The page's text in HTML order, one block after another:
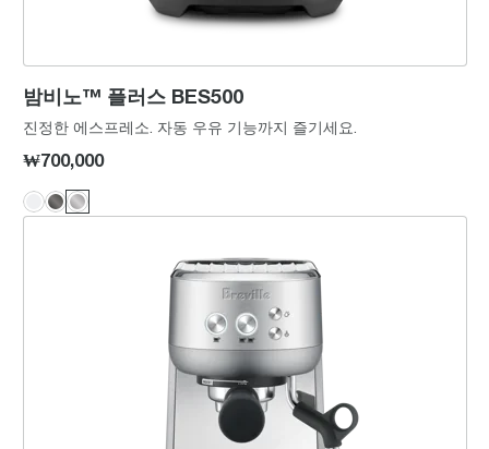
밤비노™ 플러스 BES500
진정한 에스프레소. 자동 우유 기능까지 즐기세요.
₩700,000